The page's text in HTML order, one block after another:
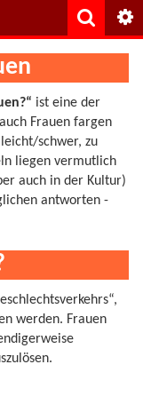
ist eine der
Frauen fargen
schwer, zu
liegen vermutlich
auch in der Kultur)
antworten -
werden. Frauen